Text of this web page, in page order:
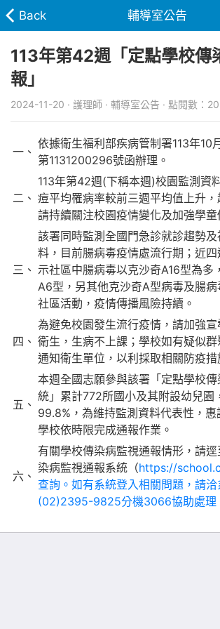
Back 輔導室公告
113年第42週「定點學校傳
報」
2024-11-20 · 護理師 · 輔導室公告 · 點閱數：
一、
依據衛生福利部疾病管制署113年10
第1131200296號函辦理。
二、
113年第42週(下稱本週)校園監測資
痘平均罹病率較前三週平均值上升，
請持續關注校園疫情變化及加強學童
三、
該署同時監測全國門急診就診趨勢
料，目前腸病毒疫情處流行期；近
示社區中腸病毒以克沙奇A16型為多
A6型，另其他克沙奇A型病毒及腸
社區活動，疫情傳播風險持續。
四、
為避免校園發生流行疫情，請加強
衛生，生病不上課；學校如有疑似
通知衛生單位，以利採取相關防疫措
五、
本週全國志願參與該署「定點學校
統」累計772所國小及其附設幼兒園
99.8%，為維持監測資料代表性，
學校依時限完成通報作業。
六、
有關學校傳染病監視通報情形，請
染病監視通報系統（https://
查詢。如有系統登入相關問題，請洽
(02)2395-9825分機3066協助處理